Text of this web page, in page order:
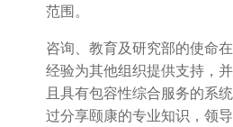
范围。
咨询、教育及研究部的使命
经验为其他组织提供支持，
且具有包容性综合服务的系
过分享颐康的专业知识，领